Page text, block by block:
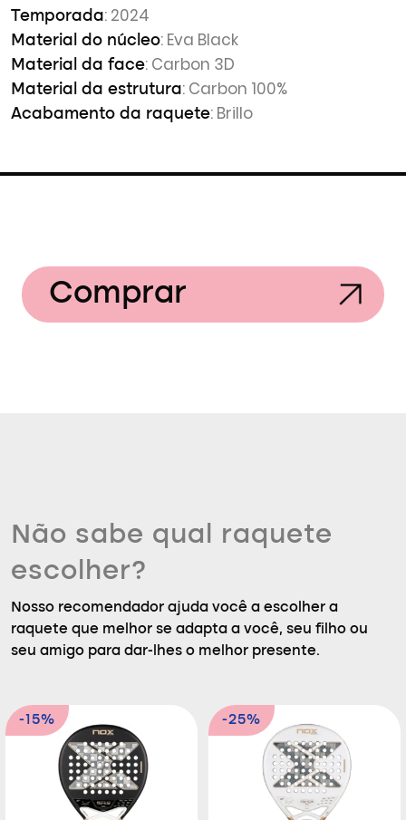
Temporada: 2024
Material do núcleo: Eva Black
Material da face: Carbon 3D
Material da estrutura: Carbon 100%
Acabamento da raquete: Brillo
Comprar
Não sabe qual raquete
escolher?
Nosso recomendador ajuda você a escolher a
raquete que melhor se adapta a você, seu filho ou
seu amigo para dar-lhes o melhor presente.
-15% -25%